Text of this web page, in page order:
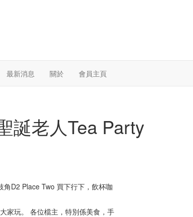
最新消息 關於 會員主頁
誕老人Tea Party
D2 Place Two 買下行下，飲杯咖
家玩。 各位檔主，特別係美食，手